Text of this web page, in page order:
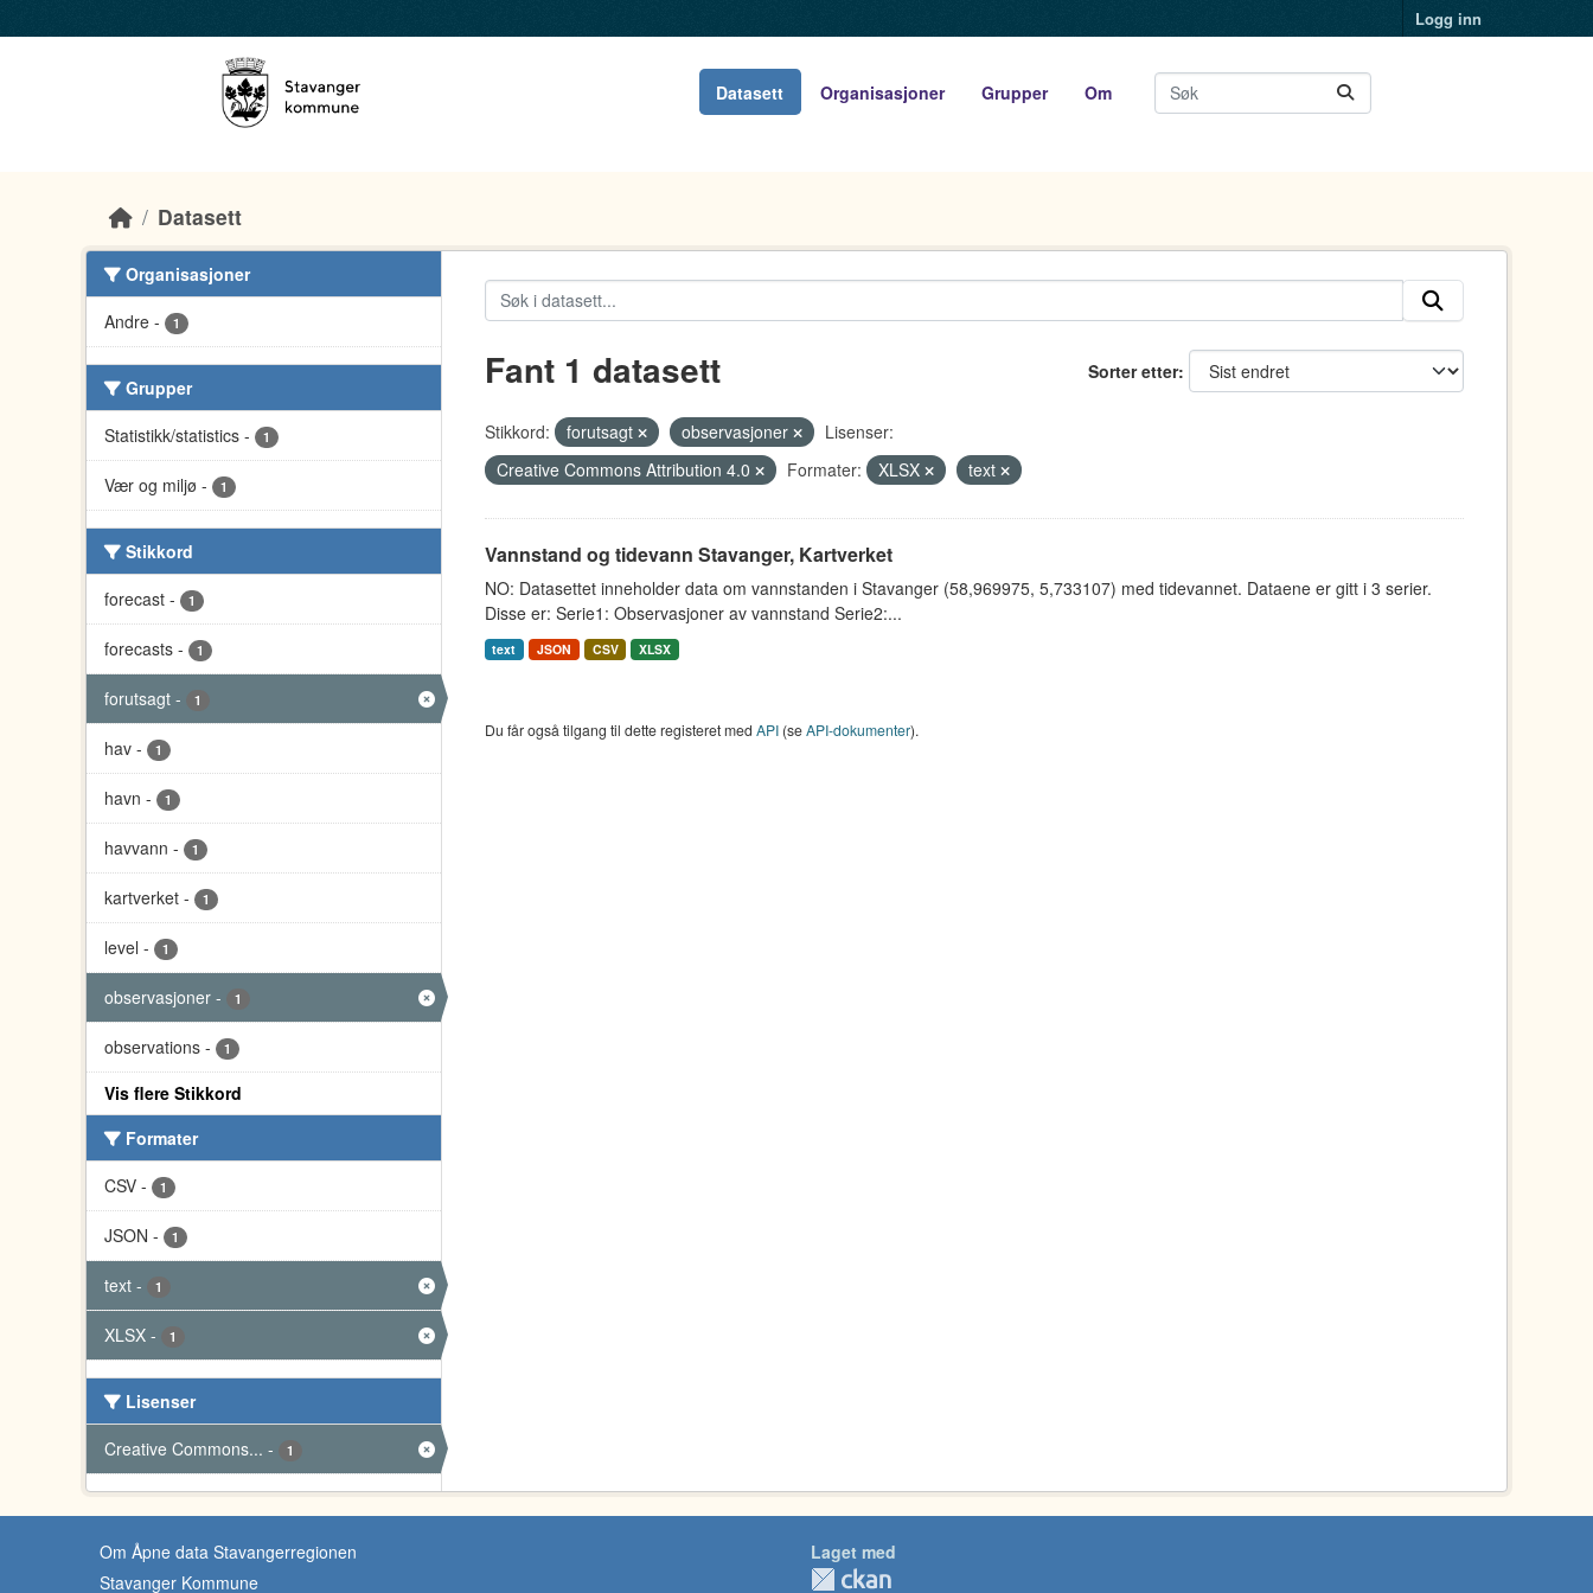
Logg inn
Datasett Organisasjoner Grupper Om
Datasett
Organisasjoner
Andre - 1
Grupper
Statistikk/statistics - 1
Vær og miljø - 1
Stikkord
forecast - 1
forecasts - 1
forutsagt - 1
hav - 1
havn - 1
havvann - 1
kartverket - 1
level - 1
observasjoner - 1
observations - 1
Vis flere Stikkord
Formater
CSV - 1
JSON - 1
text - 1
XLSX - 1
Lisenser
Creative Commons... - 1
Sorter etter
Fant 1 datasett
Stikkord: forutsagt observasjoner
Lisenser:
Creative Commons Attribution 4.0
Formater: XLSX text
Vannstand og tidevann Stavanger, Kartverket
NO: Datasettet inneholder data om vannstanden i Stavanger (58,969975, 5,733107) med tidevannet. Dataene er gitt i 3 serier.
Disse er: Serie1: Observasjoner av vannstand Serie2:...
text JSON CSV XLSX
Du får også tilgang til dette registeret med API(seAPI-dokumenter).
Om Åpne data Stavangerregionen
Stavanger Kommune
Laget med